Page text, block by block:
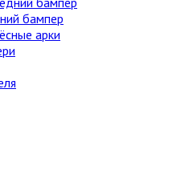
бампер
арки